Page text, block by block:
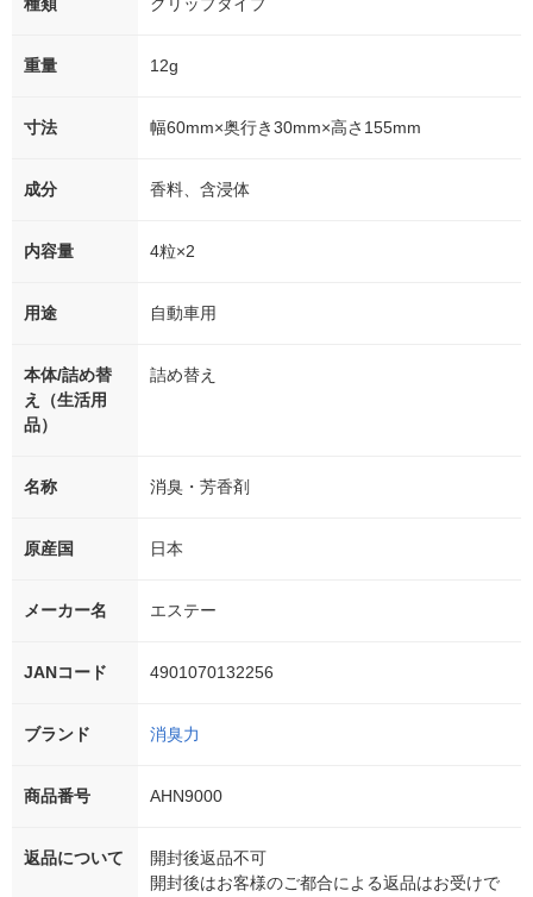
種類 クリップタイプ
重量 12g
寸法 幅60mm×奥行き30mm×高さ155mm
成分 香料、含浸体
内容量 4粒×2
用途 自動車用
本体/詰め替
え（生活用
品）
詰め替え
名称 消臭・芳香剤
原産国 日本
メーカー名 エステー
JANコード 4901070132256
ブランド 消臭力
商品番号 AHN9000
返品について
開封後返品不可
開封後はお客様のご都合による返品はお受けで